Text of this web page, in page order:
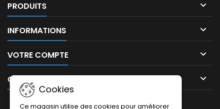
PRODUITS 
INFORMATIONS 
VOTRE COMPTE 
CONTACT 
Cookies
Ce magasin utilise des cookies pour améliorer
LETTRE D'INFORMATIONS